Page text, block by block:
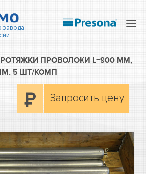
завода
ПРОВОЛОКИ L=900 ММ,
5 ШТ/КОМП
Запросить цену